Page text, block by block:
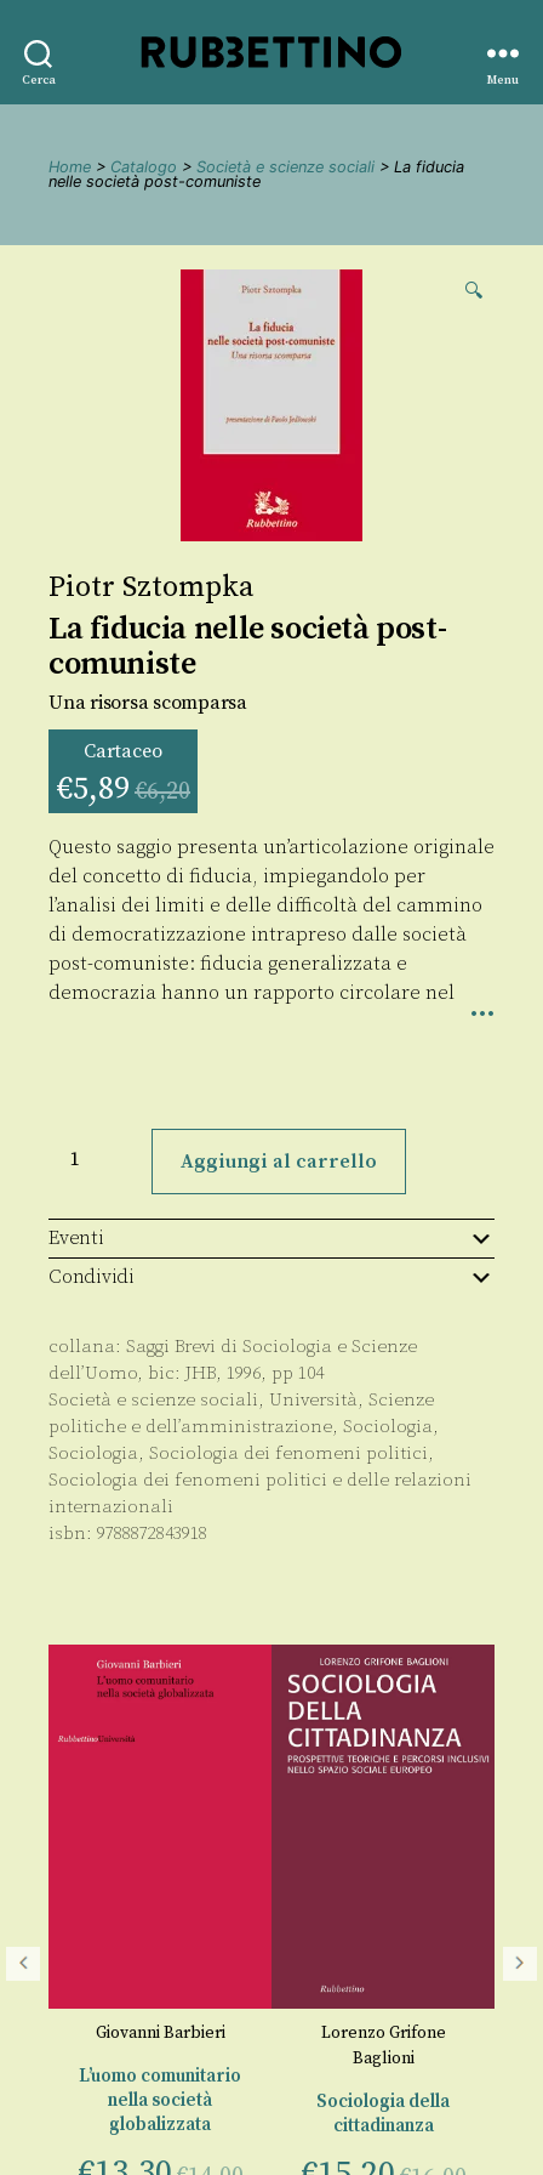
Cerca
editore
Menu
Home > Catalogo > Società e scienze sociali > La fiducia
nelle società post-comuniste
🔍
Piotr Sztompka
La fiducia nelle società post-
comuniste
Una risorsa scomparsa
Cartaceo
€5,89 €6,20
Questo saggio presenta un’articolazione originale
del concetto di fiducia, impiegandolo per
l’analisi dei limiti e delle difficoltà del cammino
di democratizzazione intrapreso dalle società
post-comuniste: fiducia generalizzata e
democrazia hanno un rapporto circolare nel
fiducia
post-
comuniste
quantità
Aggiungi al carrello
Eventi
Condividi
collana: Saggi Brevi di Sociologia e Scienze
dell’Uomo, bic: JHB, 1996, pp 104
Società e scienze sociali, Università, Scienze
politiche e dell’amministrazione, Sociologia,
Sociologia, Sociologia dei fenomeni politici,
Sociologia dei fenomeni politici e delle relazioni
internazionali
isbn: 9788872843918
Giovanni Barbieri
L’uomo comunitario
nella società
globalizzata
Lorenzo Grifone
Baglioni
Sociologia della
cittadinanza